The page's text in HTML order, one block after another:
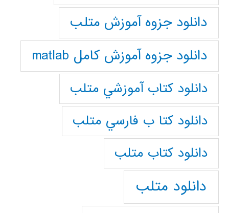
دانلود جزوه آموزش متلب
دانلود جزوه آموزش کامل matlab
دانلود كتاب آموزشي متلب
دانلود كتا ب فارسي متلب
دانلود كتاب متلب
دانلود متلب